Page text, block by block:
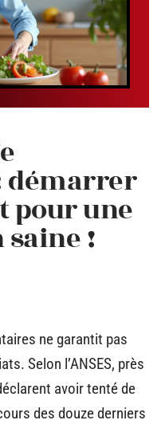
pour une
!
ne garantit pas
Selon l’ANSES, près
avoir tenté de
des douze derniers